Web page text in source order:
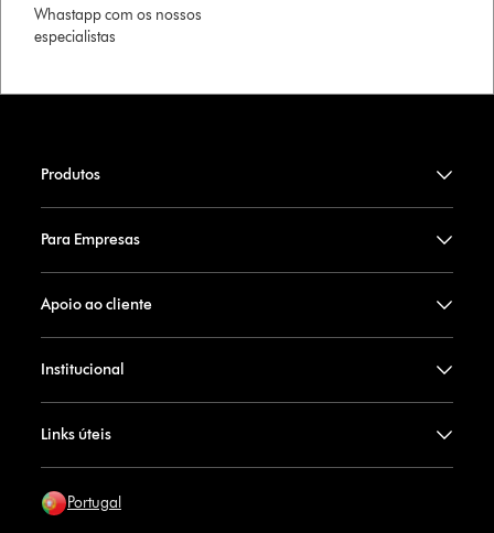
Whastapp com os nossos
especialistas
Produtos
Para Empresas
Apoio ao cliente
Institucional
Links úteis
Portugal